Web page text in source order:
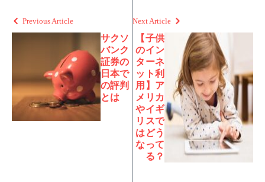
Previous Article
サクソ
バンク
証券の
日本で
の評判
とは
Next Article
【子供
のイン
ターネ
ット利
用】ア
メリカ
やイギ
リスで
はどう
なって
る？